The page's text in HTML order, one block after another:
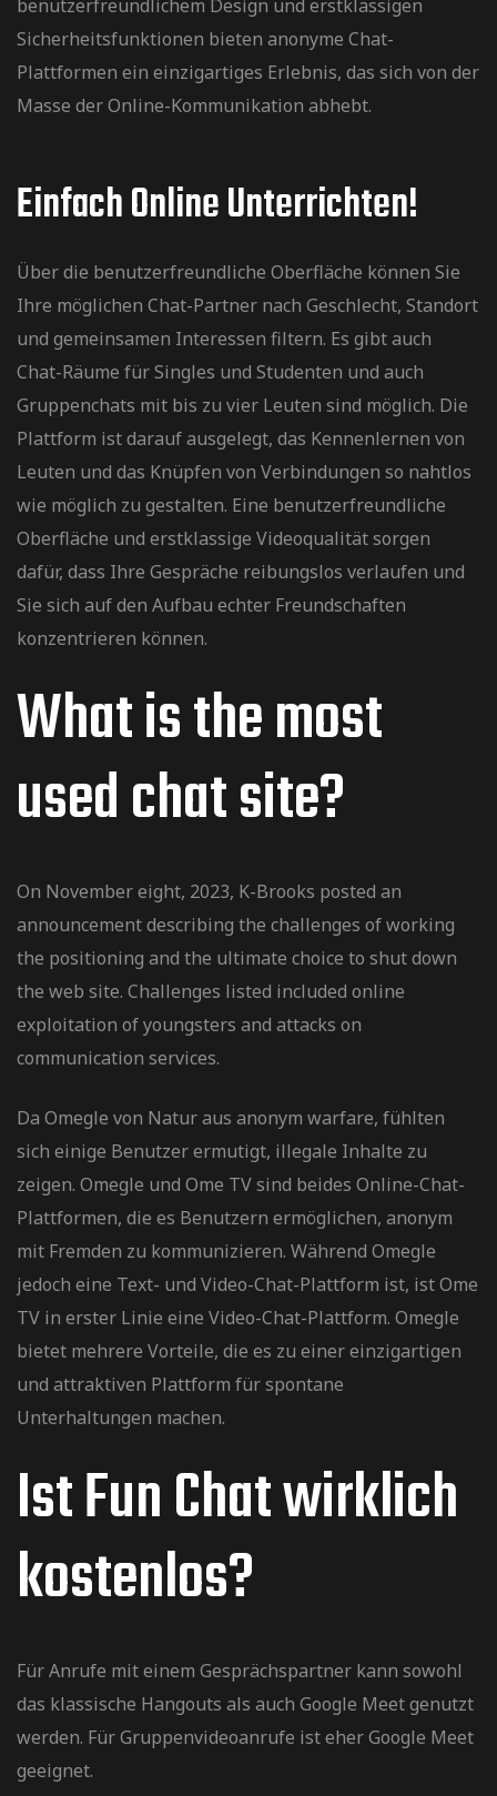
benutzerfreundlichem Design und erstklassigen
Sicherheitsfunktionen bieten anonyme Chat-
Plattformen ein einzigartiges Erlebnis, das sich von der
Masse der Online-Kommunikation abhebt.
Einfach Online Unterrichten!
Über die benutzerfreundliche Oberfläche können Sie
Ihre möglichen Chat-Partner nach Geschlecht, Standort
und gemeinsamen Interessen filtern. Es gibt auch
Chat-Räume für Singles und Studenten und auch
Gruppenchats mit bis zu vier Leuten sind möglich. Die
Plattform ist darauf ausgelegt, das Kennenlernen von
Leuten und das Knüpfen von Verbindungen so nahtlos
wie möglich zu gestalten. Eine benutzerfreundliche
Oberfläche und erstklassige Videoqualität sorgen
dafür, dass Ihre Gespräche reibungslos verlaufen und
Sie sich auf den Aufbau echter Freundschaften
konzentrieren können.
What is the most
used chat site?
On November eight, 2023, K-Brooks posted an
announcement describing the challenges of working
the positioning and the ultimate choice to shut down
the web site. Challenges listed included online
exploitation of youngsters and attacks on
communication services.
Da Omegle von Natur aus anonym warfare, fühlten
sich einige Benutzer ermutigt, illegale Inhalte zu
zeigen. Omegle und Ome TV sind beides Online-Chat-
Plattformen, die es Benutzern ermöglichen, anonym
mit Fremden zu kommunizieren. Während Omegle
jedoch eine Text- und Video-Chat-Plattform ist, ist Ome
TV in erster Linie eine Video-Chat-Plattform. Omegle
bietet mehrere Vorteile, die es zu einer einzigartigen
und attraktiven Plattform für spontane
Unterhaltungen machen.
Ist Fun Chat wirklich
kostenlos?
Für Anrufe mit einem Gesprächspartner kann sowohl
das klassische Hangouts als auch Google Meet genutzt
werden. Für Gruppenvideoanrufe ist eher Google Meet
geeignet.